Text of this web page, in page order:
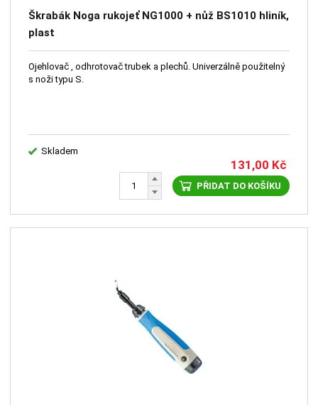
Škrabák Noga rukojeť NG1000 + nůž BS1010 hliník,
plast
Ojehlovač , odhrotovač trubek a plechů. Univerzálně použitelný
s noži typu S.
Skladem
131,00 Kč
PŘIDAT DO KOŠÍKU